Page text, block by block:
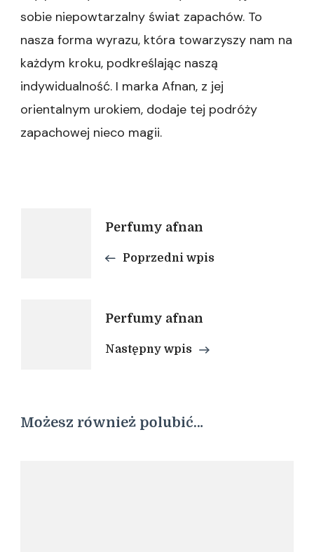
sobie niepowtarzalny świat zapachów. To
nasza forma wyrazu, która towarzyszy nam na
każdym kroku, podkreślając naszą
indywidualność. I marka Afnan, z jej
orientalnym urokiem, dodaje tej podróży
zapachowej nieco magii.
Nawigacja
wpisu
Perfumy afnan
Poprzedni wpis
Perfumy afnan
Następny wpis
Możesz również polubić…